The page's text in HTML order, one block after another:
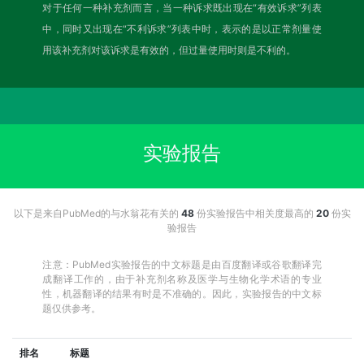
对于任何一种补充剂而言，当一种诉求既出现在“有效诉求”列表
中，同时又出现在“不利诉求”列表中时，表示的是以正常剂量使
用该补充剂对该诉求是有效的，但过量使用时则是不利的。
实验报告
以下是来自PubMed的与水翁花有关的 48份实验报告中相关度最高的 20份实
验报告
注意：PubMed实验报告的中文标题是由百度翻译或谷歌翻译完
成翻译工作的，由于补充剂名称及医学与生物化学术语的专业
性，机器翻译的结果有时是不准确的。因此，实验报告的中文标
题仅供参考。
排名 标题